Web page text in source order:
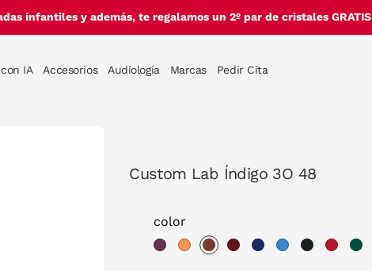
infantiles y además, te regalamos un 2º par de cristales GRATIS
IA Accesorios Audiología Marcas Pedir Cita
Custom Lab Índigo 3O 48
color